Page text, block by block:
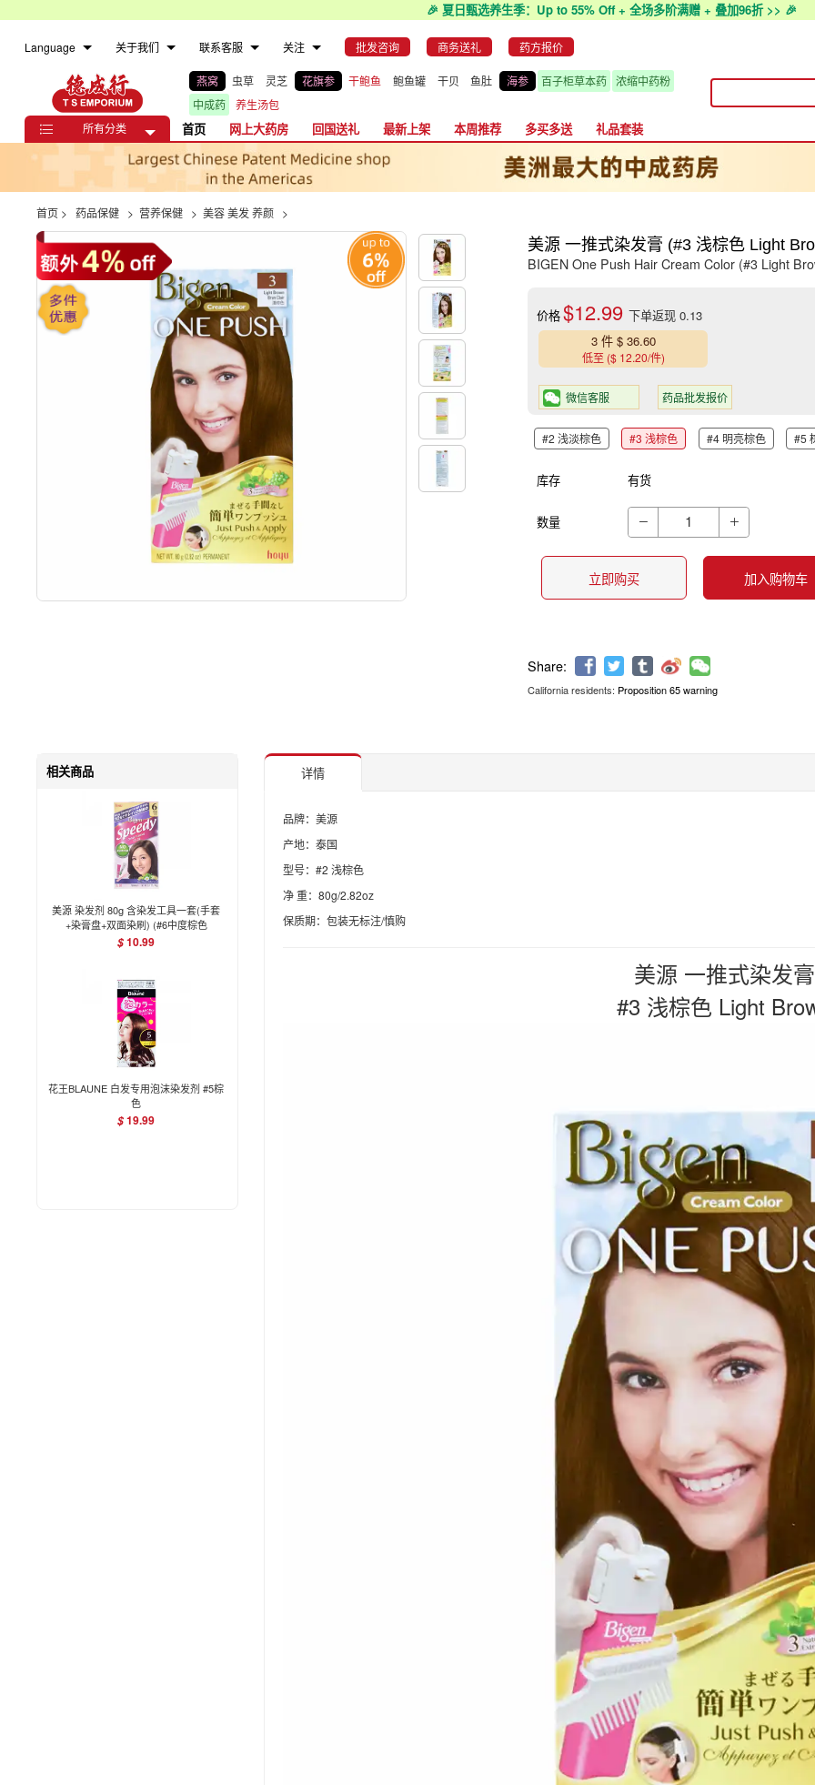
🎉 夏日甄选养生季：Up to 55% Off + 全场多阶满赠 + 叠加96折 >> 🎉
Language 关于我们 联系客服 关注 批发咨询 商务送礼 药方报价
燕窝 虫草 灵芝 花旗参 干鲍鱼 鲍鱼罐 干贝 鱼肚 海参 百子柜草本药
浓缩中药粉
中成药
养生汤包
 所有分类 首页 网上大药房 回国送礼 最新上架 本周推荐 多买多送 礼品套装
首页 > 药品保健 > 营养保健 > 美容 美发 养颜 >
美源 一推式染发膏 (#3 浅棕色 Light
BIGEN One Push Hair Cream Color (#3 Light
价格$12.99下单返现 0.13
3 件 $ 36.60
低至 ($ 12.20/件)
微信客服 药品批发报价
#2 浅淡棕色 #3 浅棕色 #4 明亮棕色 #5
库存 有货
数量  
立即购买 加入购物车
California residents: Proposition 65 warning
相关商品
美源 染发剂 80g 含染发工具一套(手套
+染膏盘+双面染刷) (#6中度棕色
Medium Brown)
$10.99
花王BLAUNE 白发专用泡沫染发剂 #5棕
色
$19.99
详情
品牌：美源
产地：泰国
型号：#2 浅棕色
净 重：80g/2.82oz
保质期：包装无标注/慎购
美源 一推式染发膏
#3 浅棕色 Light